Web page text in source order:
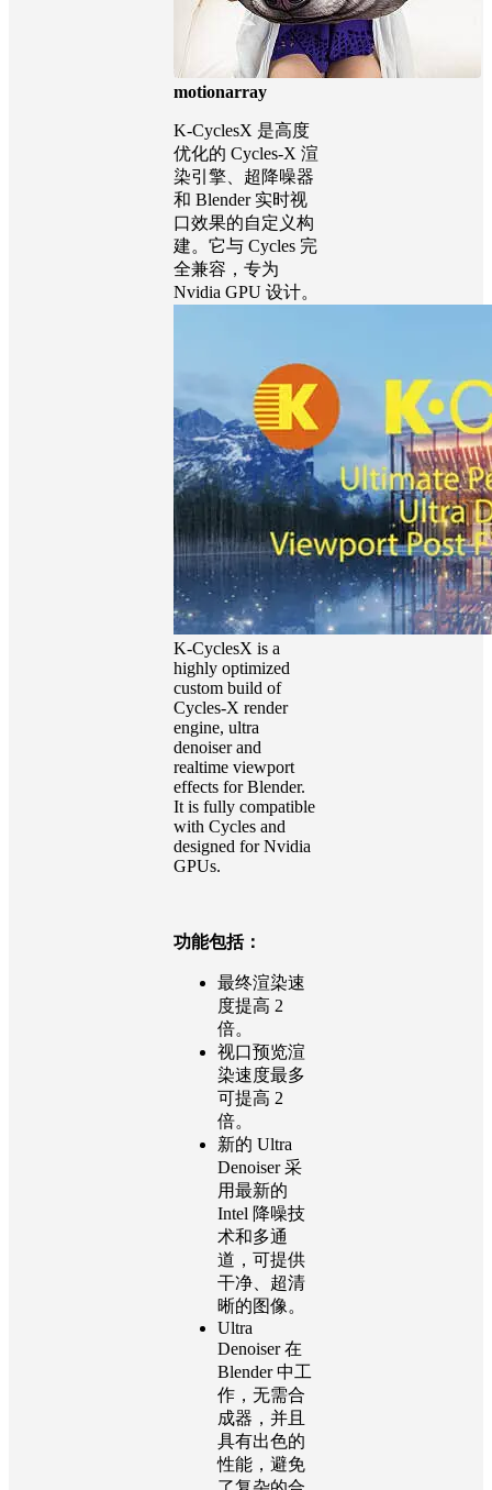
motionarray
K-CyclesX 是高度
优化的 Cycles-X 渲
染引擎、超降噪器
和 Blender 实时视
口效果的自定义构
建。它与 Cycles 完
全兼容，专为
Nvidia GPU 设计。
K-CyclesX is a
highly optimized
custom build of
Cycles-X render
engine, ultra
denoiser and
realtime viewport
effects for Blender.
It is fully compatible
with Cycles and
designed for Nvidia
GPUs.
功能包括：
最终渲染速
度提高 2
倍。
视口预览渲
染速度最多
可提高 2
倍。
新的 Ultra
Denoiser 采
用最新的
Intel 降噪技
术和多通
道，可提供
干净、超清
晰的图像。
Ultra
Denoiser 在
Blender 中工
作，无需合
成器，并且
具有出色的
性能，避免